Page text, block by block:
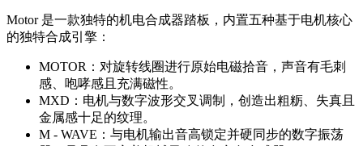
Motor 是一款独特的机电合成器踏板，内置五种基于电机核心
的独特合成引擎：
MOTOR：对旋转线圈进行原始电磁拾音，声音有毛刺
感、咆哮感且充满磁性。
MXD：电机与数字波形交叉调制，创造出粗粝、失真且
金属感十足的纹理。
M - WAVE：与电机输出音高锁定并硬同步的数字振荡